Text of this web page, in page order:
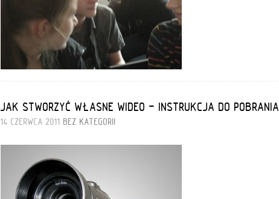
JAK STWORZYĆ WŁASNE WIDEO - INSTRUKCJA DO POBRANIA
14 CZERWCA 2011 BEZ KATEGORII